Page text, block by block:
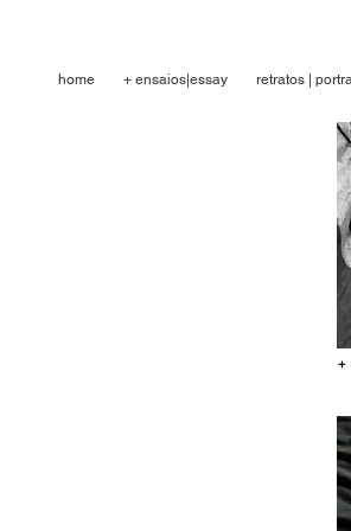
home + ensaios|essay retratos |